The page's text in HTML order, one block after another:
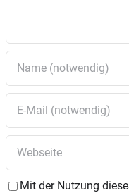
Mit der Nutzung